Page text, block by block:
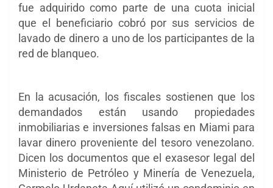
fue adquirido como parte de una cuota inicial
que el beneficiario cobró por sus servicios de
lavado de dinero a uno de los participantes de la
red de blanqueo.
En la acusación, los fiscales sostienen que los
demandados están usando propiedades
inmobiliarias e inversiones falsas en Miami para
lavar dinero proveniente del tesoro venezolano.
Dicen los documentos que el exasesor legal del
Ministerio de Petróleo y Minería de Venezuela,